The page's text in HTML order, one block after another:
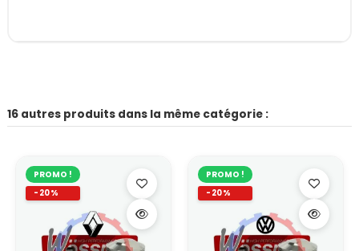
16 autres produits dans la même catégorie :
PROMO !
-20%
PROMO !
-20%